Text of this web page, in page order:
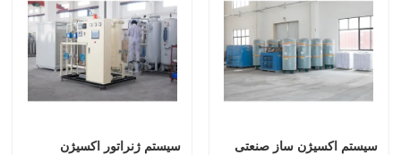
سیستم اکسیژن ساز صنعتی
سیستم ژنراتور اکسیژن